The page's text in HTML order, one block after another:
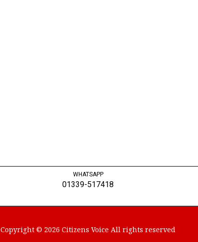
WHATSAPP
01339-517418
Copyright © 2026 Citizens Voice All rights reserved